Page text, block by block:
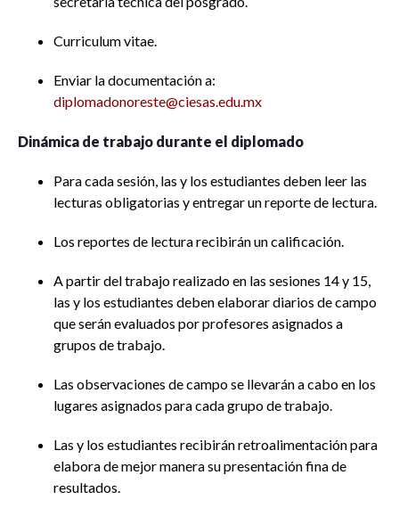
Curriculum vitae.
Enviar la documentación a:
diplomadonoreste@ciesas.edu.mx
Dinámica de trabajo durante el diplomado
Para cada sesión, las y los estudiantes deben leer las
lecturas obligatorias y entregar un reporte de lectura.
Los reportes de lectura recibirán un calificación.
A partir del trabajo realizado en las sesiones 14 y 15,
las y los estudiantes deben elaborar diarios de campo
que serán evaluados por profesores asignados a
grupos de trabajo.
Las observaciones de campo se llevarán a cabo en los
lugares asignados para cada grupo de trabajo.
Las y los estudiantes recibirán retroalimentación para
elabora de mejor manera su presentación fina de
resultados.